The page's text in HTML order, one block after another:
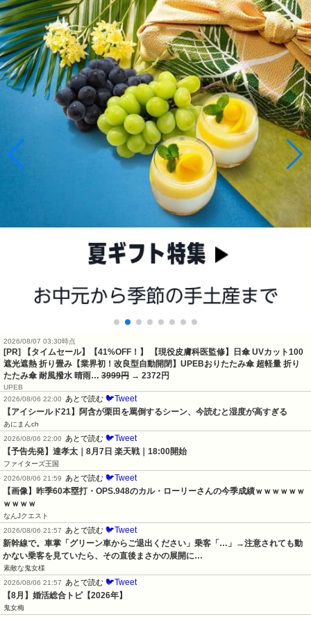
2026/08/07 03:30時点
[PR] 【タイムセール】【41%OFF！】 【現役皮膚科医監修】日傘 UVカット100
遮光遮熱 折り畳み【業界初！改良型自動開閉】UPEBおりたたみ傘 超軽量 折り
たたみ傘 耐風撥水 晴雨… 3999円 → 2372円
UPEB
2026/08/06 22:00
あとで読む 🐦Tweet
【アイシールド21】阿含が栗田を罵倒するシーン、今読むと湿度が高すぎる
あにまんch
2026/08/06 22:00
あとで読む 🐦Tweet
【予告先発】達孝太｜8月7日 楽天戦｜18:00開始
ファイターズ王国
2026/08/06 21:59
あとで読む 🐦Tweet
【画像】昨季60本塁打・OPS.948のカル・ローリーさんの今季成績ｗｗｗｗｗｗ
ｗｗｗｗ
なんJクエスト
2026/08/06 21:57
あとで読む 🐦Tweet
新幹線で。車掌「グリーン車からご退出ください」乗客「…」→注意されても動
かない乗客を見ていたら、その直後まさかの展開に…
素敵な鬼女様
2026/08/06 21:57
あとで読む 🐦Tweet
【8月】婚活総合トピ【2026年】
鬼女梅